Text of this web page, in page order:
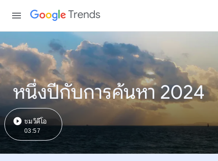
Trends
หนึ่งปีกับการค้นหา 2024
ชมวิดีโอ
03:57